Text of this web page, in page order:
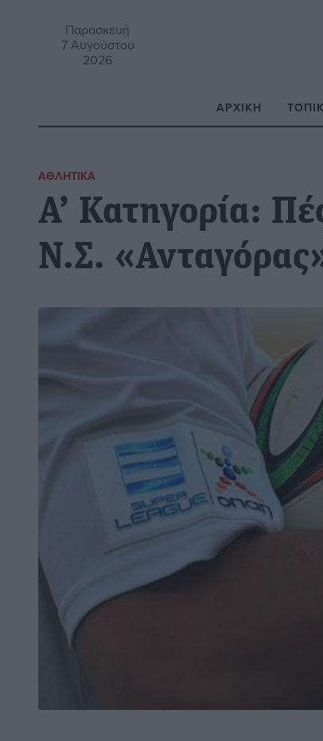
Παρασκευή
7 Αυγούστου
2026
ΑΡΧΙΚΉ
ΑΘΛΗΤΙΚΆ
Α’ Κατηγορία:
Ν.Σ.